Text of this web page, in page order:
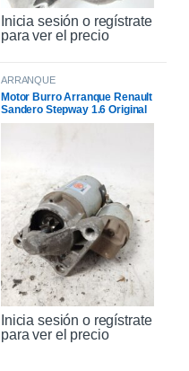
Inicia sesión o regístrate
para ver el precio
ARRANQUE
Motor Burro Arranque Renault
Sandero Stepway 1.6 Original
Inicia sesión o regístrate
para ver el precio